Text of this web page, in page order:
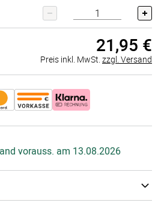
21,95 €
Preis inkl. MwSt. zzgl. Versand
vorauss. am 13.08.2026